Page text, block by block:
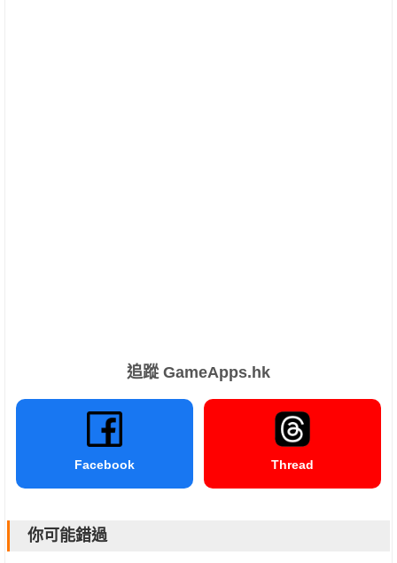
追蹤 GameApps.hk
Facebook Thread
你可能錯過